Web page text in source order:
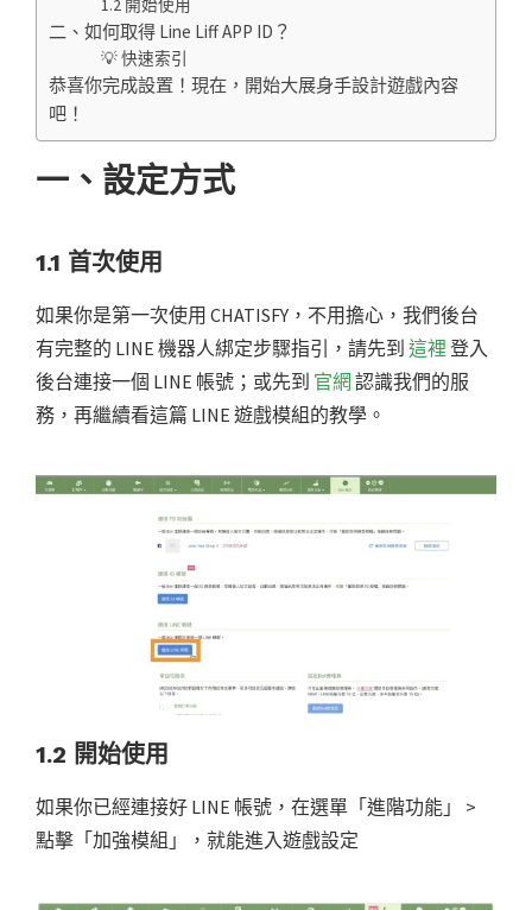
1.2 開始使用
二、如何取得 Line Liff APP ID？
💡 快速索引
恭喜你完成設置！現在，開始大展身手設計遊戲內容
吧！
一、設定方式
1.1 首次使用
如果你是第一次使用 CHATISFY，不用擔心，我們後台
有完整的 LINE 機器人綁定步驟指引，請先到 這裡 登入
後台連接一個 LINE 帳號；或先到 官網 認識我們的服
務，再繼續看這篇 LINE 遊戲模組的教學。
1.2 開始使用
如果你已經連接好 LINE 帳號，在選單「進階功能」 >
點擊「加強模組」，就能進入遊戲設定